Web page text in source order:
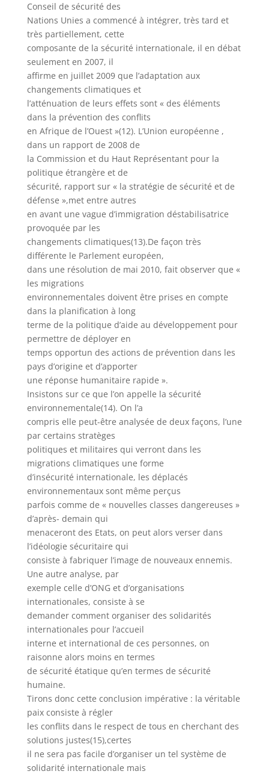
Conseil de sécurité des
Nations Unies a commencé à intégrer, très tard et
très partiellement, cette
composante de la sécurité internationale, il en débat
seulement en 2007, il
affirme en juillet 2009 que l’adaptation aux
changements climatiques et
l’atténuation de leurs effets sont « des éléments
dans la prévention des conflits
en Afrique de l’Ouest »(12). L’Union européenne ,
dans un rapport de 2008 de
la Commission et du Haut Représentant pour la
politique étrangère et de
sécurité, rapport sur « la stratégie de sécurité et de
défense »,met entre autres
en avant une vague d’immigration déstabilisatrice
provoquée par les
changements climatiques(13).De façon très
différente le Parlement européen,
dans une résolution de mai 2010, fait observer que «
les migrations
environnementales doivent être prises en compte
dans la planification à long
terme de la politique d’aide au développement pour
permettre de déployer en
temps opportun des actions de prévention dans les
pays d’origine et d’apporter
une réponse humanitaire rapide ».
Insistons sur ce que l’on appelle la sécurité
environnementale(14). On l’a
compris elle peut-être analysée de deux façons, l’une
par certains stratèges
politiques et militaires qui verront dans les
migrations climatiques une forme
d’insécurité internationale, les déplacés
environnementaux sont même perçus
parfois comme de « nouvelles classes dangereuses »
d’après- demain qui
menaceront des Etats, on peut alors verser dans
l’idéologie sécuritaire qui
consiste à fabriquer l’image de nouveaux ennemis.
Une autre analyse, par
exemple celle d’ONG et d’organisations
internationales, consiste à se
demander comment organiser des solidarités
internationales pour l’accueil
interne et international de ces personnes, on
raisonne alors moins en termes
de sécurité étatique qu’en termes de sécurité
humaine.
Tirons donc cette conclusion impérative : la véritable
paix consiste à régler
les conflits dans le respect de tous en cherchant des
solutions justes(15),certes
il ne sera pas facile d’organiser un tel système de
solidarité internationale mais